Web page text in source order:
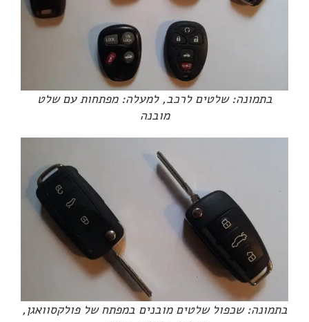
בתמונה: שלטים לרכב, למעלה: מפתחות עם שלט
מובנה
בתמונה: שכפול שלטים מובנים במפתח של פולקסוואגן,